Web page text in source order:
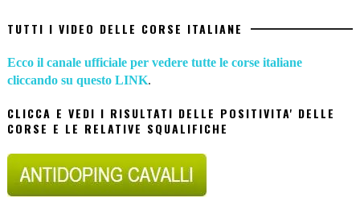
TUTTI I VIDEO DELLE CORSE ITALIANE
Ecco il canale ufficiale per vedere tutte le corse italiane
cliccando su questo LINK.
CLICCA E VEDI I RISULTATI DELLE POSITIVITA' DELLE
CORSE E LE RELATIVE SQUALIFICHE